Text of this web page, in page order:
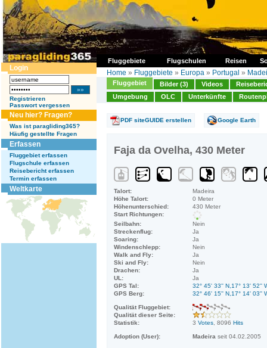
Fluggebiete Flugschulen Reisen
Login
Registrieren
Passwort vergessen
Neu hier? Fragen?
Was ist paragliding365?
Häufig gestellte Fragen
Erfassen
Fluggebiet erfassen
Flugschule erfassen
Reisebericht erfassen
Termin erfassen
Weltkarte
Home » Fluggebiete » Europa » Portugal »
Fluggebiet Bilder (3) Videos
Umgebung
OLC Unterkünfte
PDF siteGUIDE erstellen Google Earth
Faja da Ovelha, 430 Meter
Talort:
Madeira
Höhe Talort:
0 Meter
Höhenunterschied:
430 Meter
Start Richtungen:
Seilbahn:
Nein
Streckenflug:
Ja
Soaring:
Ja
Windenschlepp:
Nein
Walk and Fly:
Ja
Ski and Fly:
Nein
Drachen:
Ja
UL:
Ja
GPS Tal:
32° 45' 33'' N,17° 13' 52''
GPS Berg:
32° 46' 15'' N,17° 14' 03''
Qualität Fluggebiet:
Qualität dieser Seite:
Statistik:
3 Votes , 8096 Hits
Adoption (User): Madeira seit 04.02.2005